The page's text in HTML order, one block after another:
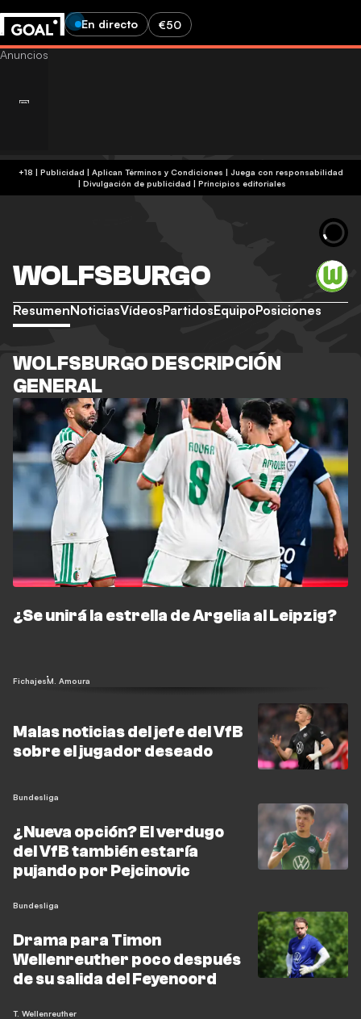
En directo €50
+18 | Publicidad | Aplican Términos y Condiciones | Juega con responsabilidad
| Divulgación de publicidad | Principios editoriales
WOLFSBURGO
ResumenNoticiasVídeosPartidosEquipoPosiciones
WOLFSBURGO DESCRIPCIÓN
GENERAL
¿Se unirá la estrella de Argelia al Leipzig?
FichajesM. Amoura
Malas noticias del jefe del VfB
sobre el jugador deseado
Bundesliga
¿Nueva opción? El verdugo
del VfB también estaría
pujando por Pejcinovic
Bundesliga
Drama para Timon
Wellenreuther poco después
de su salida del Feyenoord
T. Wellenreuther